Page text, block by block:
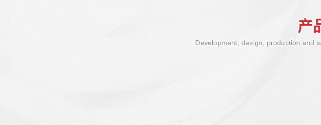
产
Development, design, production and